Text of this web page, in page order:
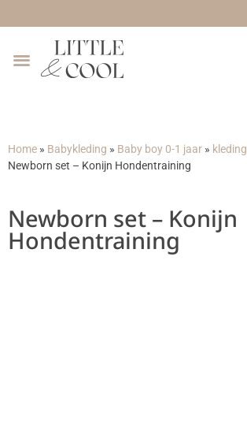
Home » Babykleding » Baby boy 0-1 jaar » kleding
Newborn set – Konijn Hondentraining
Newborn set – Konijn
Hondentraining